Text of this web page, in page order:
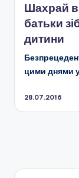
Шахрай
батьки
дитини
цими днями
28.07.2016
записів